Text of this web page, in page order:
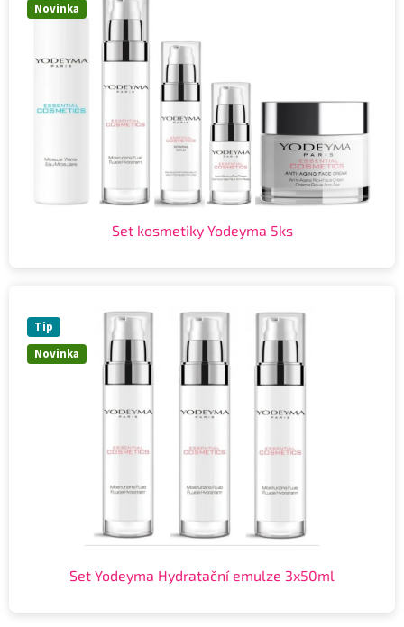
Novinka
Set kosmetiky Yodeyma 5ks
Novinka
Tip
Set Yodeyma Hydratační emulze 3x50ml